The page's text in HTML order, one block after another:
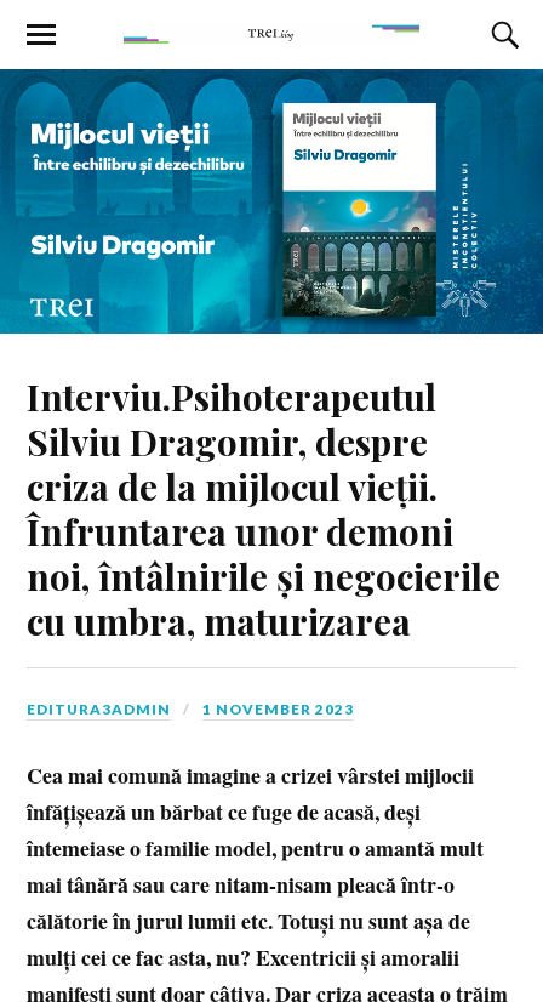
Interviu.Psihoterapeutul
Silviu Dragomir, despre
criza de la mijlocul vieții.
Înfruntarea unor demoni
noi, întâlnirile și negocierile
cu umbra, maturizarea
EDITURA3ADMIN 1 NOVEMBER 2023
Cea mai comună imagine a crizei vârstei mijlocii
înfățișează un bărbat ce fuge de acasă, deși
întemeiase o familie model, pentru o amantă mult
mai tânără sau care nitam-nisam pleacă într-o
călătorie în jurul lumii etc. Totuși nu sunt așa de
mulți cei ce fac asta, nu? Excentricii și amoralii
manifești sunt doar câțiva. Dar criza aceasta o trăim